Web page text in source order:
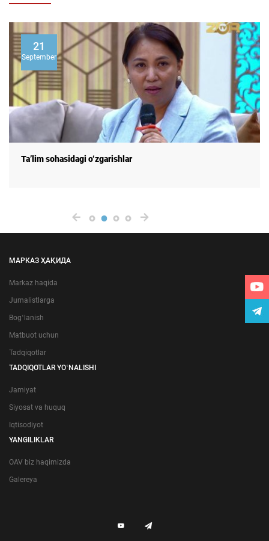
21
September
Ta’lim sohasidagi o‘zgarishlar
МАРКАЗ ҲАҚИДА
Markaz haqida
Jurnalistlarga
Bogʻlanish
Matbuot uchun
Tadqiqotlar
TADQIQOTLAR YOʻNALISHI
Jamiyat
Siyosat va huquq
Iqtisodiyot
YANGILIKLAR
OAV biz haqimizda
Galereya